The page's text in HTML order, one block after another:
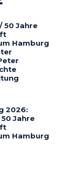
/ 50 Jahre
Hamburg
2026:
50 Jahre
Hamburg